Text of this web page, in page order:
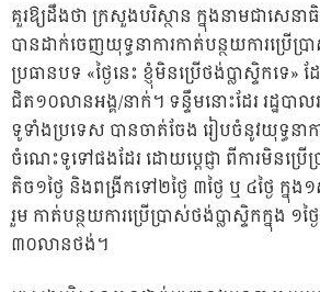
គួរឱ្យដឹងថា ក្រសួងបរិស្ថាន ក្នុងនាមជាសេនា
បានដាក់ចេញយុទ្ធនាការកាត់បន្ថយការប្រើប្រ
ប្រធានបទ «ថ្ងៃនេះ ខ្ញុំមិនប្រើថង់ប្លាស្ទិកទេ
ជិត១០លានអង្គ/នាក់។ ទន្ទឹមនោះដែរ រដ្ឋបាល
ទូទាំងប្រទេស បានចាត់ចែង រៀបចំនូវយុទ្ធនា
ចំណេះទូទៅផងដែរ ដោយប្តេជ្ញា ពីការមិនប្រើ
តិច១ថ្ងៃ និងពង្រីកទៅ២ថ្ងៃ ៣ថ្ងៃ ឬ ៤ថ្ងៃ ក្
រួម កាត់បន្ថយការប្រើប្រាស់ថង់ប្លាស្ទិកក្នុង ១
៣០លានថង់។